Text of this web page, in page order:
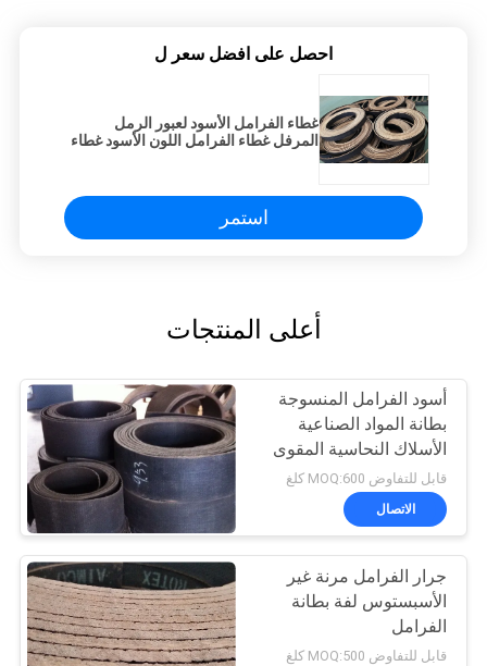
احصل على افضل سعر ل
غطاء الفرامل الأسود لعبور الرمل
المرفل غطاء الفرامل اللون الأسود غطاء
استمر
أعلى المنتجات
أسود الفرامل المنسوجة
بطانة المواد الصناعية
الأسلاك النحاسية المقوى
استخدام رافعة
قابل للتفاوض MOQ:600 كلغ
الاتصال
جرار الفرامل مرنة غير
الأسبستوس لفة بطانة
الفرامل
قابل للتفاوض MOQ:500 كلغ